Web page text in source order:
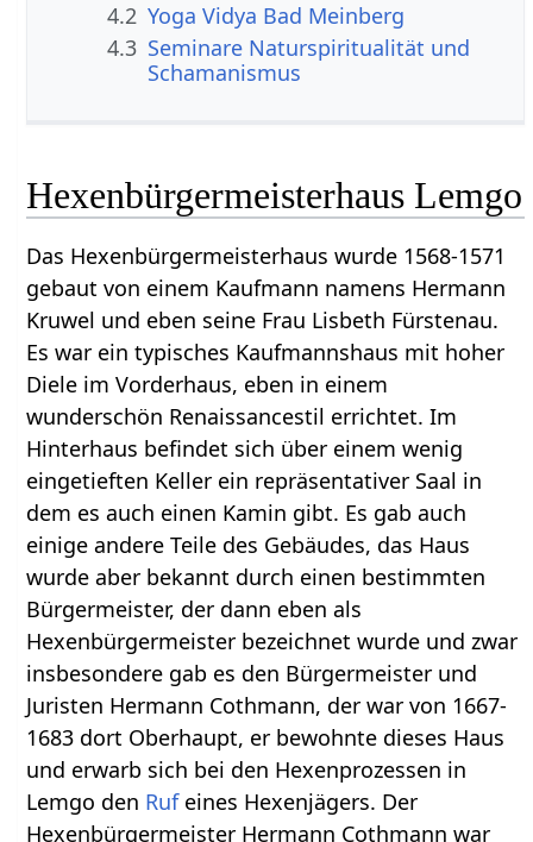
4.2 Yoga Vidya Bad Meinberg
4.3 Seminare Naturspiritualität und
Schamanismus
Hexenbürgermeisterhaus Lemgo
Das Hexenbürgermeisterhaus wurde 1568-1571
gebaut von einem Kaufmann namens Hermann
Kruwel und eben seine Frau Lisbeth Fürstenau.
Es war ein typisches Kaufmannshaus mit hoher
Diele im Vorderhaus, eben in einem
wunderschön Renaissancestil errichtet. Im
Hinterhaus befindet sich über einem wenig
eingetieften Keller ein repräsentativer Saal in
dem es auch einen Kamin gibt. Es gab auch
einige andere Teile des Gebäudes, das Haus
wurde aber bekannt durch einen bestimmten
Bürgermeister, der dann eben als
Hexenbürgermeister bezeichnet wurde und zwar
insbesondere gab es den Bürgermeister und
Juristen Hermann Cothmann, der war von 1667-
1683 dort Oberhaupt, er bewohnte dieses Haus
und erwarb sich bei den Hexenprozessen in
Lemgo den Rufeines Hexenjägers. Der
Hexenbürgermeister Hermann Cothmann war